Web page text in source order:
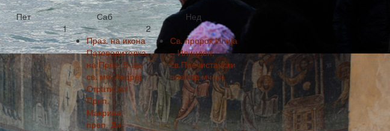
Пет Саб
Нед
1
Праз. на икона
Патеводителка
на Прес. Б-ца;
св. мч. Андреј
Стратилат
Преп.
Макрина;
преп. Диј
2
Св. пророк Илија
– Илинден,
св.Пречистански
препод.мч-ци